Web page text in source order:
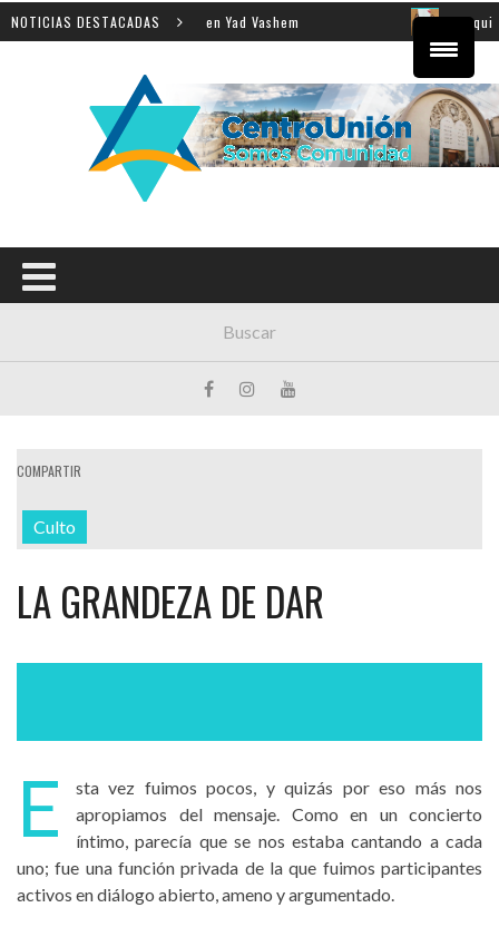
NOTICIAS DESTACADAS
de la Shoá en Yad Vashem El equipo
COMPARTIR
Culto
LA GRANDEZA DE DAR
E
sta vez fuimos pocos, y quizás por eso más nos
apropiamos del mensaje. Como en un concierto
íntimo, parecía que se nos estaba cantando a cada
uno; fue una función privada de la que fuimos participantes
activos en diálogo abierto, ameno y argumentado.